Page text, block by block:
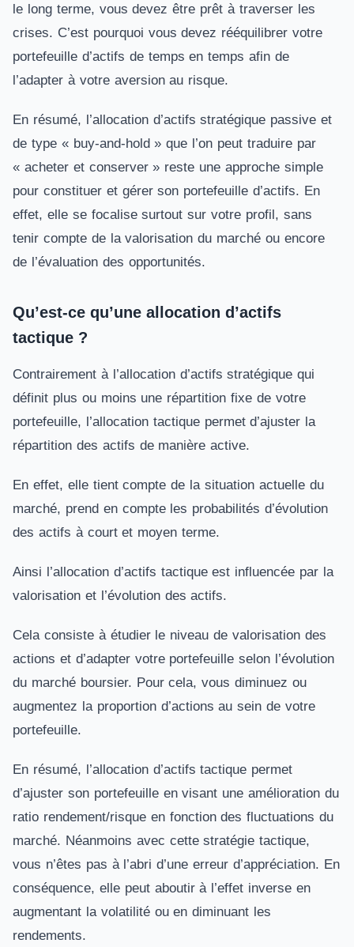
le long terme, vous devez être prêt à traverser les
crises. C’est pourquoi vous devez rééquilibrer votre
portefeuille d’actifs de temps en temps afin de
l’adapter à votre aversion au risque.
En résumé, l’allocation d’actifs stratégique passive et
de type « buy-and-hold » que l’on peut traduire par
« acheter et conserver » reste une approche simple
pour constituer et gérer son portefeuille d’actifs. En
effet, elle se focalise surtout sur votre profil, sans
tenir compte de la valorisation du marché ou encore
de l’évaluation des opportunités.
Qu’est-ce qu’une allocation d’actifs
tactique ?
Contrairement à l’allocation d’actifs stratégique qui
définit plus ou moins une répartition fixe de votre
portefeuille, l’allocation tactique permet d’ajuster la
répartition des actifs de manière active.
En effet, elle tient compte de la situation actuelle du
marché, prend en compte les probabilités d’évolution
des actifs à court et moyen terme.
Ainsi l’allocation d’actifs tactique est influencée par la
valorisation et l’évolution des actifs.
Cela consiste à étudier le niveau de valorisation des
actions et d’adapter votre portefeuille selon l’évolution
du marché boursier. Pour cela, vous diminuez ou
augmentez la proportion d’actions au sein de votre
portefeuille.
En résumé, l’allocation d’actifs tactique permet
d’ajuster son portefeuille en visant une amélioration du
ratio rendement/risque en fonction des fluctuations du
marché. Néanmoins avec cette stratégie tactique,
vous n’êtes pas à l’abri d’une erreur d’appréciation. En
conséquence, elle peut aboutir à l’effet inverse en
augmentant la volatilité ou en diminuant les
rendements.